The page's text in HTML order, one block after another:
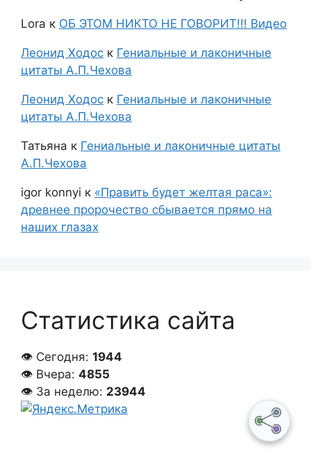
Lora к ОБ ЭТОМ НИКТО НЕ ГОВОРИТ!!! Видео
Леонид Ходос к Гениальные и лаконичные
цитаты А.П.Чехова
Леонид Ходос к Гениальные и лаконичные
цитаты А.П.Чехова
Татьяна к Гениальные и лаконичные цитаты
А.П.Чехова
igor konnyi к «Править будет желтая раса»:
древнее пророчество сбывается прямо на
наших глазах
Статистика сайта
👁 Сегодня: 1944
👁 Вчера: 4855
👁 За неделю: 23944